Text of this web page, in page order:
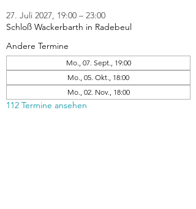
27. Juli 2027, 19:00 – 23:00
Schloß Wackerbarth in Radebeul
Andere Termine
Mo., 07. Sept., 19:00
Mo., 05. Okt., 18:00
Mo., 02. Nov., 18:00
112 Termine ansehen